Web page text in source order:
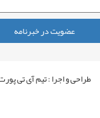
عضویت در خبرنامه
طراحی و اجرا : تیم آی تی پورت